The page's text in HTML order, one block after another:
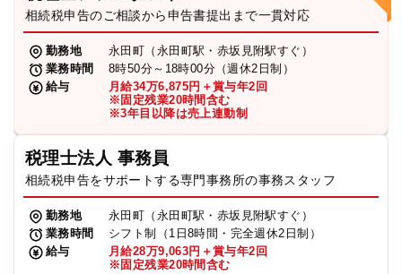
相続税申告のご相談から申告書提出まで一貫対応
勤務地
永田町（永田町駅・赤坂見附駅すぐ）
業務時間
8時50分～18時00分（週休2日制）
給与
月給34万6,875円＋賞与年2回
※固定残業20時間含む
※3年目以降は売上連動制
税理士法人 事務員
相続税申告をサポートする専門事務所の事務スタッフ
勤務地
永田町（永田町駅・赤坂見附駅すぐ）
業務時間
シフト制（1日8時間・完全週休2日制）
給与
月給28万9,063円＋賞与年2回
※固定残業20時間含む